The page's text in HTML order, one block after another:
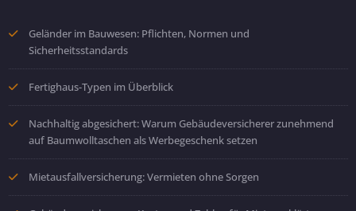
Geländer im Bauwesen: Pflichten, Normen und
Sicherheitsstandards
Fertighaus-Typen im Überblick
Nachhaltig abgesichert: Warum Gebäudeversicherer zunehmend
auf Baumwolltaschen als Werbegeschenk setzen
Mietausfallversicherung: Vermieten ohne Sorgen